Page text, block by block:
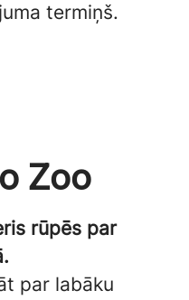
termiņš.
Zoo
rūpēs par
par labāku